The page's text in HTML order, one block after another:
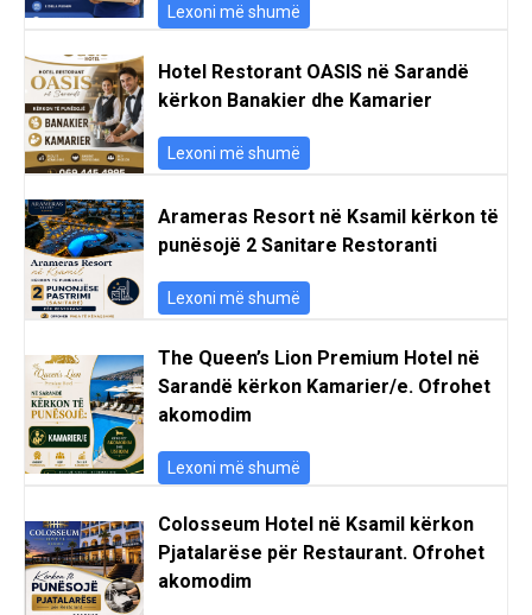
Lexoni më shumë
Hotel Restorant OASIS në Sarandë
kërkon Banakier dhe Kamarier
Lexoni më shumë
Arameras Resort në Ksamil kërkon të
punësojë 2 Sanitare Restoranti
Lexoni më shumë
The Queen’s Lion Premium Hotel në
Sarandë kërkon Kamarier/e. Ofrohet
akomodim
Lexoni më shumë
Colosseum Hotel në Ksamil kërkon
Pjatalarëse për Restaurant. Ofrohet
akomodim